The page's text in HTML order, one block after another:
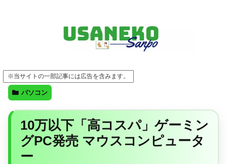
※当サイトの一部記事には広告を含みます。
パソコン
10万以下「高コスパ」ゲーミン
グPC発売 マウスコンピュータ
ー